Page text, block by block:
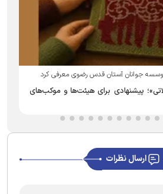
موسسه جوانان آستان قدس رضوی معرفی کرد
پیشنهادی برای هیئت‌ها و موکب‌های
ارسال نظرات